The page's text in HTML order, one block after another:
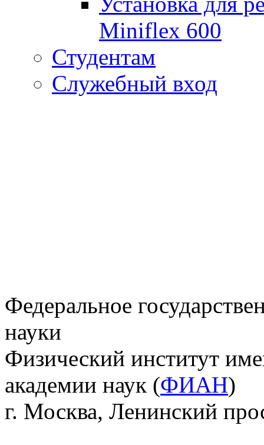
Miniflex 600
Студентам
Служебный вход
Федеральное
науки
Физический институт
академии наук (ФИАН)
г. Москва, Ленинский